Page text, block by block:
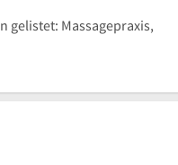
gelistet: Massagepraxis,